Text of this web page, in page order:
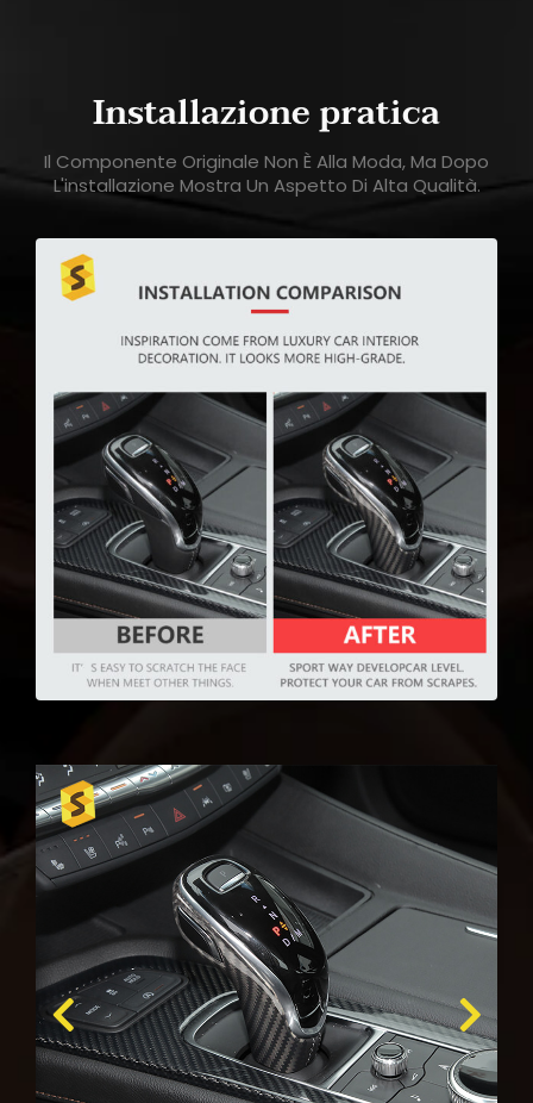
Installazione pratica
Il Componente Originale Non È Alla Moda, Ma Dopo
L'installazione Mostra Un Aspetto Di Alta Qualità.